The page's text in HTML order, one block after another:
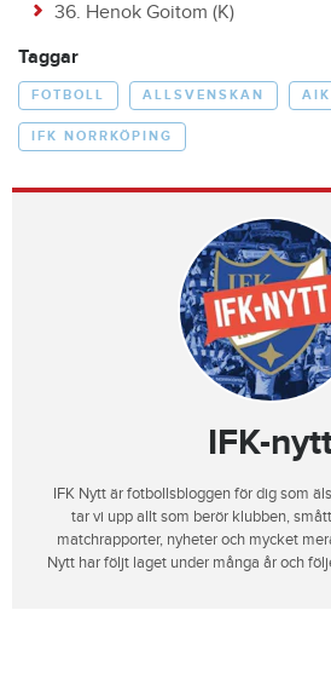
36. Henok Goitom (K)
Taggar
FOTBOLL ALLSVENSKAN AIK
IFK NORRKÖPING
IFK-
IFK Nytt är fotbollsbloggen för dig som
tar vi upp allt som berör klubben,
matchrapporter, nyheter och mycket
Nytt har följt laget under många år och